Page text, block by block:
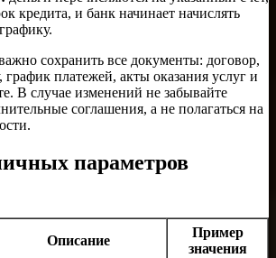
кредита, и банк начинает начислять
сохранить все документы: договор,
платежей, акты оказания услуг и
В случае изменений не забывайте
соглашения, а не полагаться на
параметров
Описание
Пример
значения